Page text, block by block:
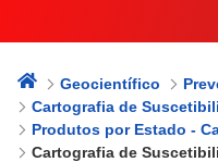
Geocientífico